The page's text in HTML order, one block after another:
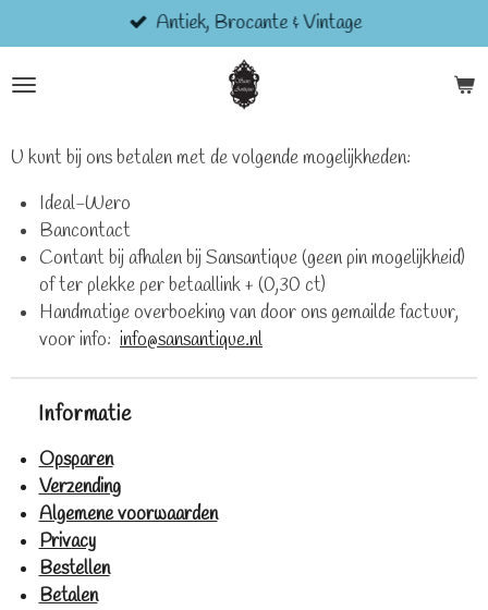
direct
naar
Antiek, Brocante & Vintage
U kunt bij ons betalen met de volgende mogelijkheden:
Ideal-Wero
Bancontact
Contant bij afhalen bij Sansantique (geen pin mogelijkheid)
of ter plekke per betaallink + (0,30 ct)
Handmatige overboeking van door ons gemailde factuur,
voor info: info@sansantique.nl
Informatie
Opsparen
Verzending
Algemene voorwaarden
Privacy
Bestellen
Betalen